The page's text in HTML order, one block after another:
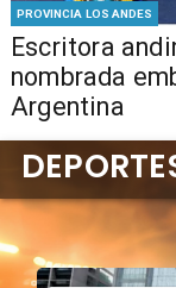
PROVINCIA LOS ANDES
Escritora
nombrada
Argentina